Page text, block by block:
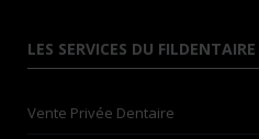
LES SERVICES DU FILDENTAIRE
Vente Privée Dentaire